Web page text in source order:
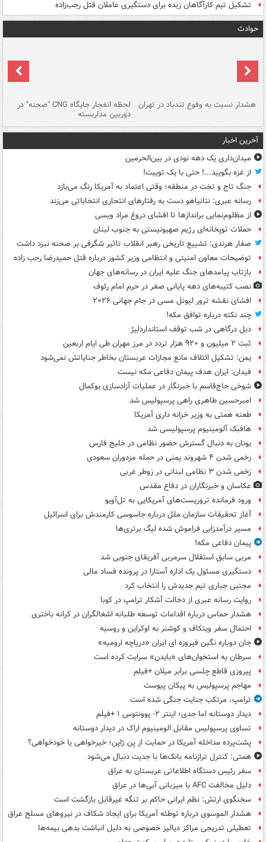
تشکیل تیم کارآگاهان زبده برای دستگیری عاملان قتل رجب‌زاده
حوادث
هشدار نسبت به وفوع تندباد در تهران لحظه انفجار جایگاه CNG "صحنه" در
دوربین مداربسته
آخرین اخبار
میدان‌داری یک دهه نودی در بین‌الحرمین
از غزه بگویید...! حتی با یک توییت!
جنگ تاج و تخت در منطقه؛ وقتی اعتماد به آمریکا رنگ می‌بازد
رسانه عبری: نتانیاهو دست به رفتارهای انتحاری انتخاباتی می‌زند
از مظلوم‌نمایی براندازها تا افشای دروغ مراد ویسی
حملات توپخانه‌ای رژیم صهیونیستی به جنوب لبنان
صفار هرندی: تشییع تاریخی رهبر انقلاب تاثیر شگرفی بر صحنه نبرد داشت
توضیحات معاون امنیتی و انتظامی وزیر کشور درباره قتل حمیدرضا رجب زاده
بازتاب پیامدهای جنگ علیه ایران در رسانه‌های جهان
نصب کتیبه‌های دهه پایانی صفر در حرم امام رئوف
افشای نقشه ترور لیونل مسی در جام جهانی ۲۰۲۶
چند نکته درباره توافق مکه!
دبل درگاهی در شب توقف استانداردلیژ
ثبت ۲ میلیون و ۹۲۰ هزار تردد در مرز مهران طی ایام اربعین
یمن: تشکیل ائتلاف مانع مجازات عربستان بخاطر جنایاتش نمی‌شود
فیدان: ایران هدف پیمان دفاعی مکه نیست
شوخی حاج‌قاسم با خبرنگار در عملیات آزادسازی بوکمال
امیرحسین طاهری راهی پرسپولیس شد
طعنه همتی به وزیر خزانه داری آمریکا
هافبک آلومینیوم پرسپولیسی شد
یونان به دنبال گسترش حضور نظامی در خلیج فارس
زخمی شدن ۴ شهروند یمنی در حمله مزدوران سعودی
زخمی شدن ۳ نظامی لبنانی در زوطر غربی
عکاسان و خبرنگاران در دفاع مقدس
ورود فرمانده تروریست‌های آمریکایی به تل‌آویو
آغاز تحقیقات سازمان ملل درباره جاسوسی کارمندش برای اسرائیل
مسیر درآمدزایی فراموش شده لیگ برتری‌ها
پیمان دفاعی مکه!
مربی سابق استقلال سرمربی آفریقای جنوبی شد
دستگیری مسئول یک اداره آستارا در پرونده فساد مالی
مجتبی جباری تیم جدیدش را انتخاب کرد
روایت رسانه عبری از دخالت آشکار ترامپ در کوبا
هشدار حماس درباره اقدامات توسعه طلبانه اشغالگران در کرانه باختری
احتمال سفر ویتکاف و کوشنر به اوکراین و روسیه
جان دوباره نگین فیروزه ای ایران «دریاچه ارومیه»
سرطان به استخوان‌های «بایدن» سرایت کرده است
پیروزی قاطع چلسی برابر میلان +فیلم
مهاجم پرسپولیس به پیکان پیوست
ترامپ، مرتکب جنایت جنگی شده است
دیدار دوستانه اما جدی؛ اینتر ۲- یوونتوس ۱ +فیلم
تساوی پرسپولیس مقابل الومینیوم اراک در دیدار دوستانه
پشت‌پرده مداخله آمریکا در حمایت از یِن ژاپن؛ خیرخواهی یا خودخواهی؟
همتی: کنترل ترازنامه بانک‌ها با جدیت دنبال می‌شود
سفر رئیس دستگاه اطلاعاتی عربستان به عراق
دلیل مخالفت AFC با میزبانی آبی‌ها در عراق
سخنگوی ارتش: نظم ایرانی حاکم بر تنگه غیرقابل بازگشت است
هشدار الموسوی درباره توطئه آمریکا برای ایجاد شکاف در نیروهای مسلح عراق
تعطیلی تدریجی مراکز دیالیز خصوصی به دلیل انباشت بدهی بیمه‌ها